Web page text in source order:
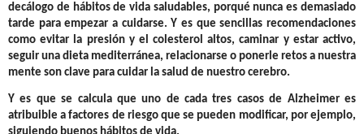
decálogo de hábitos de vida saludables, porqué nunca es demasiado
tarde para empezar a cuidarse. Y es que sencillas recomendaciones
como evitar la presión y el colesterol altos, caminar y estar activo,
seguir una dieta mediterránea, relacionarse o ponerle retos a nuestra
mente son clave para cuidar la salud de nuestro cerebro.
Y es que se calcula que uno de cada tres casos de Alzheimer es
atribuible a factores de riesgo que se pueden modificar, por ejemplo,